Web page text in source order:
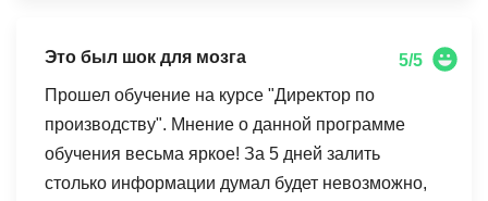
Обязательно вернусь снова за новой порцией
знаний! Всем профессиональных достижений и
огромных успехов)
Это был шок для мозга
5/5
Прошел обучение на курсе "Директор по
производству". Мнение о данной программе
обучения весьма яркое! За 5 дней залить
столько информации думал будет невозможно,